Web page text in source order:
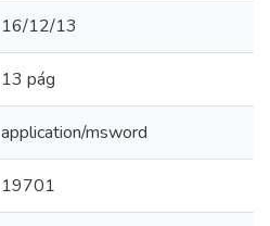
16/12/13
13 pág
application/msword
19701